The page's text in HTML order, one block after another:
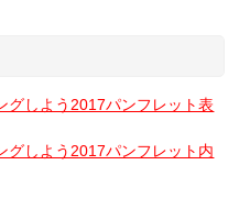
グしよう2017パンフレット表
グしよう2017パンフレット内